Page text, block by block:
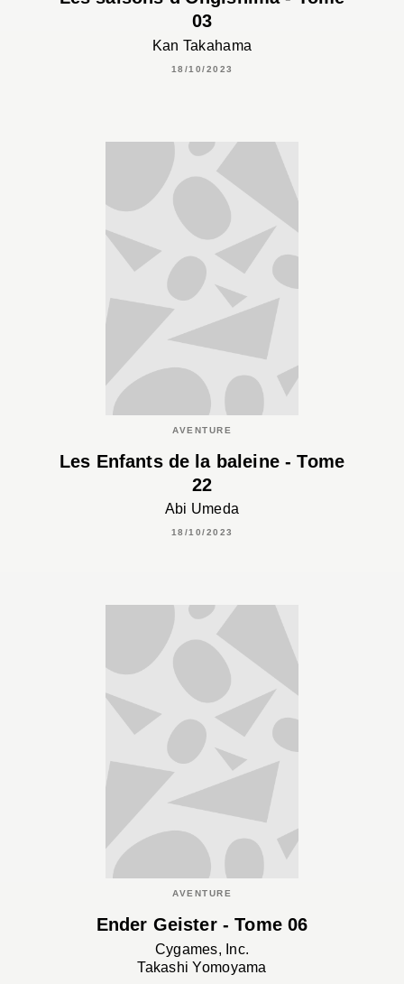
03
Kan Takahama
18/10/2023
AVENTURE
Les Enfants de la baleine - Tome
22
Abi Umeda
18/10/2023
AVENTURE
Ender Geister - Tome 06
Cygames, Inc.
Takashi Yomoyama